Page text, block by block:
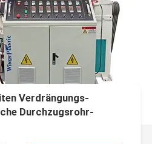
Verdrängungs-
Durchzugsrohr-